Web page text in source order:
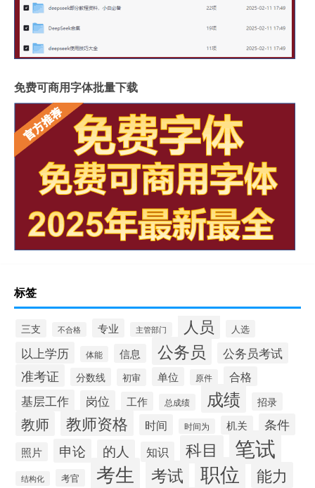
免费可商用字体批量下载
标签
三支 不合格 专业 主管部门 人员 人选
以上学历 体能 信息 公务员 公务员考试
准考证 分数线 初审 单位 原件 合格
基层工作 岗位 工作 总成绩 成绩 招录
教师 教师资格 时间 时间为 机关 条件
照片 申论 的人 知识 科目 笔试
结构化 考官 考生 考试 职位 能力